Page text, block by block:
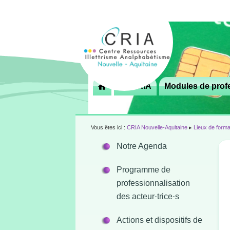
principal Le CRIA Modules de
Vous êtes ici : CRIA Nouvelle-Aquitaine ▸ Lieux de
Notre Agenda
Programme de
professionnalisation
des acteur·trice·s
Actions et dispositifs de